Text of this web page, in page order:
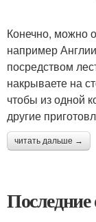
Конечно, можно
например
посредством
накрываете на
чтобы из одной
другие
читать дальше →
Последние